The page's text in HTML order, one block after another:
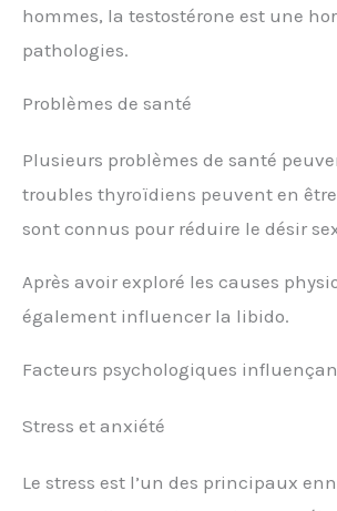
hommes, la testostérone est une
pathologies.
Problèmes de santé
Plusieurs problèmes de santé
troubles thyroïdiens peuvent en
sont connus pour réduire le désir
Après avoir exploré les causes
également influencer la libido.
Facteurs psychologiques
Stress et anxiété
Le stress est l’un des principaux